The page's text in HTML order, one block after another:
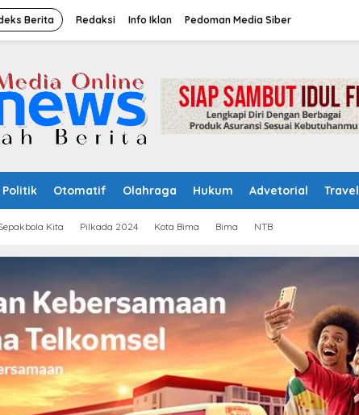
Berita Redaksi Info Iklan Pedoman Media Siber
Politik Otomatif Olahraga Hukum Advetorial Travel
Kita Pilkada 2024 Kota Bima Bima NTB